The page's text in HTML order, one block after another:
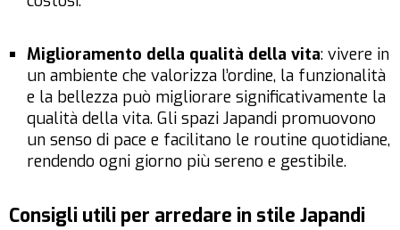
Miglioramento della qualità della vita: vivere in
un ambiente che valorizza l’ordine, la funzionalità
e la bellezza può migliorare significativamente la
qualità della vita. Gli spazi Japandi promuovono
un senso di pace e facilitano le routine quotidiane,
rendendo ogni giorno più sereno e gestibile.
Consigli utili per arredare in stile Japandi